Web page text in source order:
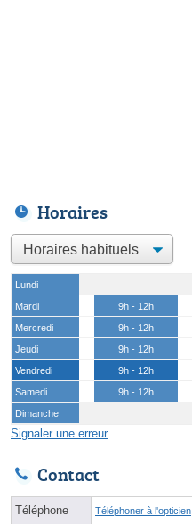
Horaires
Lundi
Mardi
9h - 12h
Mercredi
9h - 12h
Jeudi
9h - 12h
Vendredi
9h - 12h
Samedi
9h - 12h
Dimanche
Signaler une erreur
Contact
Téléphone Téléphoner à l'opticien